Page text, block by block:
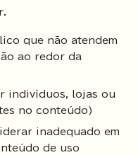
que não atendem
ao redor da
indivíduos, lojas ou
no conteúdo)
inadequado em
de uso